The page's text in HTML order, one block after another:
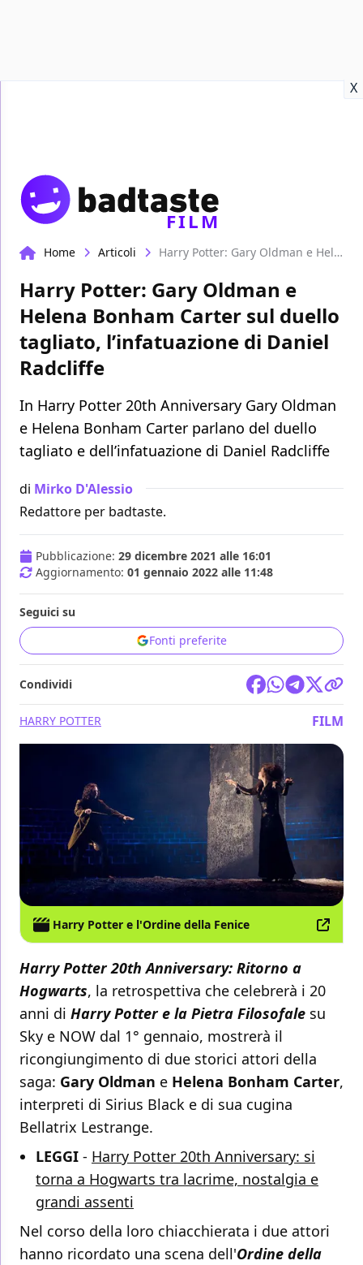
X
FILM
Home Articoli Harry Potter: Gary Oldman e Helena Bonham Carter sul duello tagliato, l’infatuazione di Daniel Radcliffe
Harry Potter: Gary Oldman e
Helena Bonham Carter sul duello
tagliato, l’infatuazione di Daniel
Radcliffe
In Harry Potter 20th Anniversary Gary Oldman
e Helena Bonham Carter parlano del duello
tagliato e dell’infatuazione di Daniel Radcliffe
di Mirko D'Alessio
Redattore per badtaste.
Pubblicazione: 29 dicembre 2021 alle 16:01
Aggiornamento: 01 gennaio 2022 alle 11:48
Seguici su
Fonti preferite
Condividi
HARRY POTTER FILM
Harry Potter e l'Ordine della Fenice
Harry Potter 20th Anniversary: Ritorno a
Hogwarts, la retrospettiva che celebrerà i 20
anni di Harry Potter e la Pietra Filosofale su
Sky e NOW dal 1° gennaio, mostrerà il
ricongiungimento di due storici attori della
saga: Gary Oldman e Helena Bonham Carter,
interpreti di Sirius Black e di sua cugina
Bellatrix Lestrange.
LEGGI - Harry Potter 20th Anniversary: si
torna a Hogwarts tra lacrime, nostalgia e
grandi assenti
Nel corso della loro chiacchierata i due attori
hanno ricordato una scena dell'Ordine della